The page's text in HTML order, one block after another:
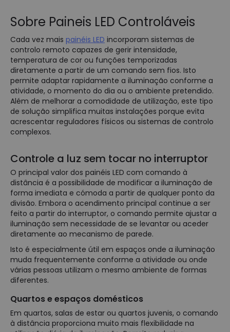
Sobre Paineis LED Controláveis
Cada vez mais painéis LED incorporam sistemas de
controlo remoto capazes de gerir intensidade,
temperatura de cor ou funções temporizadas
diretamente a partir de um comando sem fios. Isto
permite adaptar rapidamente a iluminação conforme a
atividade, o momento do dia ou o ambiente pretendido.
Além de melhorar a comodidade de utilização, este tipo
de solução simplifica muitas instalações porque evita
acrescentar reguladores físicos ou sistemas de controlo
complexos.
Controle a luz sem tocar no interruptor
O principal valor dos painéis LED com comando à
distância é a possibilidade de modificar a iluminação de
forma imediata e cómoda a partir de qualquer ponto da
divisão. Embora o acendimento principal continue a ser
feito a partir do interruptor, o comando permite ajustar a
iluminação sem necessidade de se levantar ou aceder
diretamente ao mecanismo de parede.
Isto é especialmente útil em espaços onde a iluminação
muda frequentemente conforme a atividade ou onde
várias pessoas utilizam o mesmo ambiente de formas
diferentes.
Quartos e espaços domésticos
Em quartos, salas de estar ou quartos juvenis, o comando
à distância proporciona muito mais flexibilidade na